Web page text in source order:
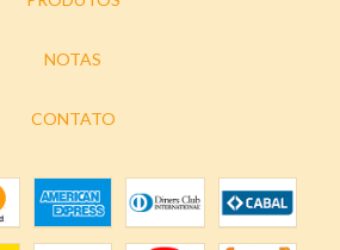
NOTAS
CONTATO